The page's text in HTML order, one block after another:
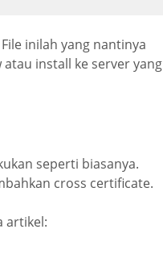
inilah yang nantinya
atau install ke server yang
seperti biasanya.
cross certificate.
artikel: